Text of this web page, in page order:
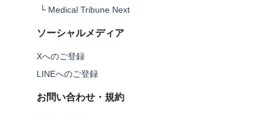
└ Medical Tribune Next
ソーシャルメディア
Xへのご登録
LINEへのご登録
お問い合わせ・規約